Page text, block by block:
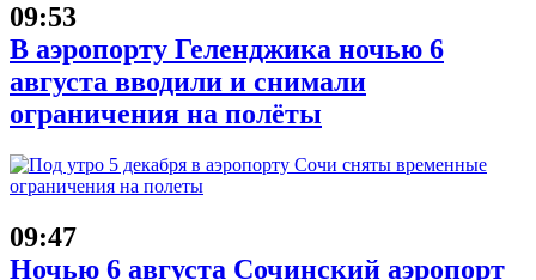
09:53
В аэропорту Геленджика ночью 6
августа вводили и снимали
ограничения на полёты
09:47
Ночью 6 августа Сочинский аэропорт